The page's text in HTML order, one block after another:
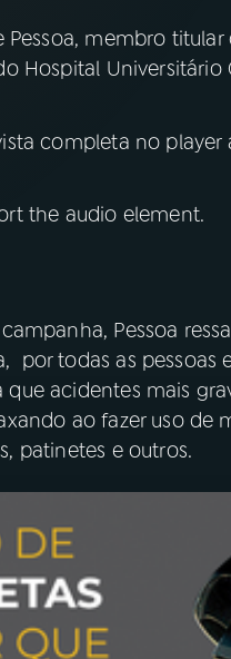
membro
Hospital Universitário
completa no player
the audio element.
Pessoa
por todas as pessoas
acidentes mais
ao fazer uso de
patinetes e outros.